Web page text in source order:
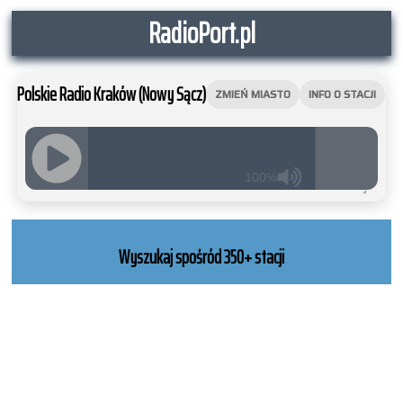
RadioPort.pl
Polskie Radio Kraków (Nowy Sącz) ZMIEŃ MIASTO INFO O STACJI
100%
RADIO
WORDPRESS
Wyszukaj spośród 350+ stacji